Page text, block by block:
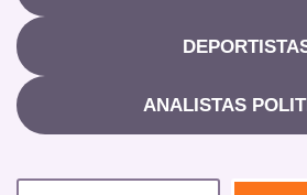
ANALISTAS